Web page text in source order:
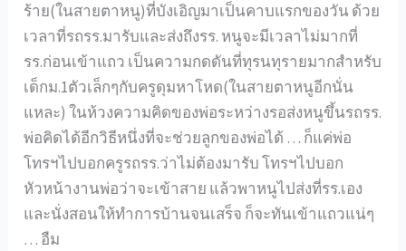
ร้าย(ในสายตาหนู)ที่บังเอิญมาเป็นคาบแรกของวัน ด้วย
เวลาที่รถรร.มารับและส่งถึงรร. หนูจะมีเวลาไม่มากที่
รร.ก่อนเข้าแถว เป็นความกดดันที่ทุรนทุรายมากสำหรับ
เด็กม.1ตัวเล็กๆกับครูดุมหาโหด(ในสายตาหนูอีกนั่น
แหละ) ในห้วงความคิดของพ่อระหว่างรอส่งหนูขึ้นรถรร.
พ่อคิดได้อีกวิธีหนึ่งที่จะช่วยลูกของพ่อได้ … ก็แค่พ่อ
โทรฯไปบอกครูรถรร.ว่าไม่ต้องมารับ โทรฯไปบอก
หัวหน้างานพ่อว่าจะเข้าสาย แล้วพาหนูไปส่งที่รร.เอง
และนั่งสอนให้ทำการบ้านจนเสร็จ ก็จะทันเข้าแถวแน่ๆ
… อืม